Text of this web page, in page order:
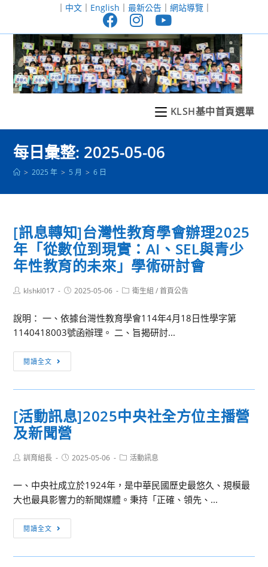
至
｜ 中文｜ English ｜ 最新公告｜ 網站導覽｜
KLSH基中首頁選單
每日彙整: 2025-05-06
> 2025 年 > 5 月 > 6 日
[訊息轉知]台灣性教育學會辦理2025
年「從數位到現實：AI、SEL與青少
年性教育的未來」學術研討會
Postklshkl017
Post2025-05-06
Post衛生組 / 首頁公告
說明： 一、依據台灣性教育學會114年4月18日性學字第
1140418003號函辦理。 二、旨揭研討...
閱讀全文
息
轉
台
灣
教
學
會
辦
年
[活動訊息]2025中央社全方位主播營
及新聞營
Post訓育組長
Post2025-05-06
Post活動訊息
一、中央社成立於1924年，是中華民國歷史最悠久、規模最
大也最具影響力的新聞媒體。秉持「正確、領先、...
閱讀全文
動
訊